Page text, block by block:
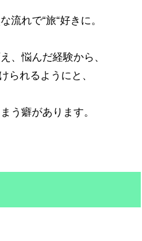
流れで“旅“好きに。
、悩んだ経験から、
られるようにと、
う癖があります。